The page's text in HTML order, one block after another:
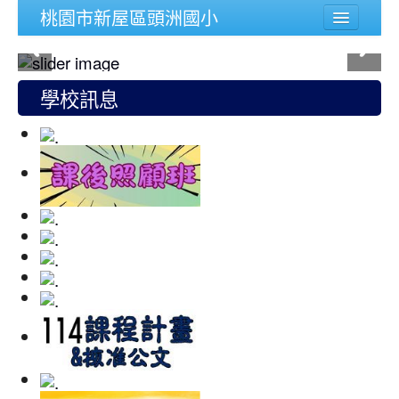
桃園市新屋區頭洲國小
學校簡介
行政組織
頭洲文件
公務連結
人事宣導專區
校內功能
登入
學校訊息